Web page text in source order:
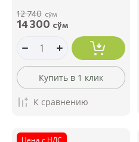
12 740 сўм
14 300 сўм
Купить в 1 клик
К сравнению
Цена с НДС